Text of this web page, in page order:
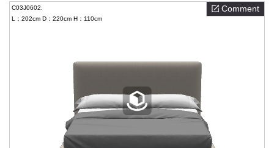
C03J0602. Comment
L：202cm D：220cm H：110cm